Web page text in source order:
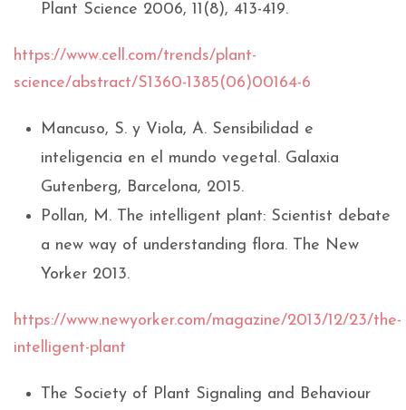
Plant Science 2006, 11(8), 413-419.
https://www.cell.com/trends/plant-
science/abstract/S1360-1385(06)00164-6
Mancuso, S. y Viola, A. Sensibilidad e
inteligencia en el mundo vegetal. Galaxia
Gutenberg, Barcelona, 2015.
Pollan, M. The intelligent plant: Scientist debate
a new way of understanding flora. The New
Yorker 2013.
https://www.newyorker.com/magazine/2013/12/23/the-
intelligent-plant
The Society of Plant Signaling and Behaviour